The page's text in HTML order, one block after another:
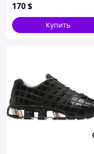
170$
Купить